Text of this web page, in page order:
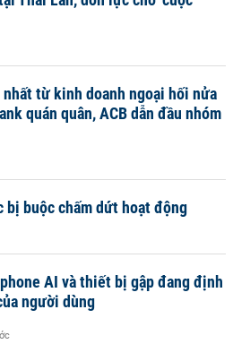
từ kinh doanh ngoại hối nửa
quán quân, ACB dẫn đầu nhóm
bị buộc chấm dứt hoạt động
AI và thiết bị gập đang định
người dùng